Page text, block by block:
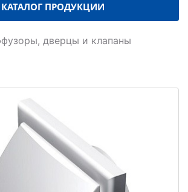
КАТАЛОГ ПРОДУКЦИИ
дверцы и клапаны